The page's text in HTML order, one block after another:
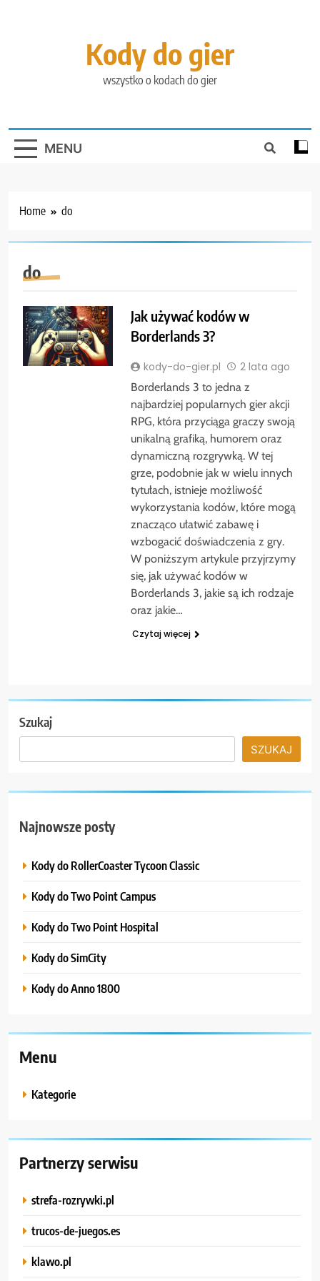
Kody do gier
wszystko o kodach do gier
MENU
Home do
do
Jak używać kodów w
Borderlands 3?
kody-do-gier.pl 2 lata ago
Borderlands 3 to jedna z
najbardziej popularnych gier akcji
RPG, która przyciąga graczy swoją
unikalną grafiką, humorem oraz
dynamiczną rozgrywką. W tej
grze, podobnie jak w wielu innych
tytułach, istnieje możliwość
wykorzystania kodów, które mogą
znacząco ułatwić zabawę i
wzbogacić doświadczenia z gry.
W poniższym artykule przyjrzymy
się, jak używać kodów w
Borderlands 3, jakie są ich rodzaje
oraz jakie…
Czytaj więcej
Szukaj
SZUKAJ
Najnowsze posty
Kody do RollerCoaster Tycoon Classic
Kody do Two Point Campus
Kody do Two Point Hospital
Kody do SimCity
Kody do Anno 1800
Menu
Kategorie
Partnerzy serwisu
strefa-rozrywki.pl
trucos-de-juegos.es
klawo.pl